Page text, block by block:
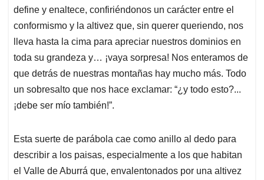
define y enaltece, confiriéndonos un carácter entre el
conformismo y la altivez que, sin querer queriendo, nos
lleva hasta la cima para apreciar nuestros dominios en
toda su grandeza y… ¡vaya sorpresa! Nos enteramos de
que detrás de nuestras montañas hay mucho más. Todo
un sobresalto que nos hace exclamar: “¿y todo esto?...
¡debe ser mío también!”.
Esta suerte de parábola cae como anillo al dedo para
describir a los paisas, especialmente a los que habitan
el Valle de Aburrá que, envalentonados por una altivez